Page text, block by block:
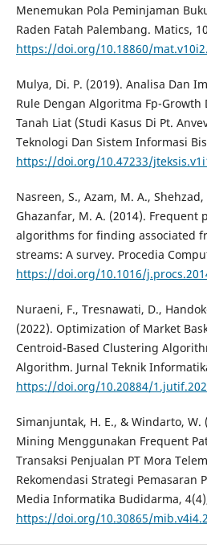
Menemukan Pola Peminjaman
Raden Fatah Palembang. Matics,
https://doi.org/10.18860/
Mulya, Di. P. (2019). Analisa Dan
Rule Dengan Algoritma Fp-Growth
Tanah Liat (Studi Kasus Di Pt.
Teknologi Dan Sistem Informasi
https://doi.org/10.47233/
Nasreen, S., Azam, M. A.,
Ghazanfar, M. A. (2014). Frequent
algorithms for finding associated
streams: A survey. Procedia
https://doi.org/10.1016/
Nuraeni, F., Tresnawati, D.,
(2022). Optimization of Market
Centroid-Based Clustering
Algorithm. Jurnal Teknik
https://doi.org/10.20884/
Simanjuntak, H. E., & Windarto, W.
Mining Menggunakan Frequent
Transaksi Penjualan PT Mora
Rekomendasi Strategi Pemasaran
Media Informatika Budidarma,
https://doi.org/10.30865/